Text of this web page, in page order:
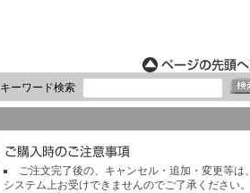
キーワード検索
ご注文完了後の、キャンセル・追加・変更等は、
システム上お受けできませんのでご了承ください。